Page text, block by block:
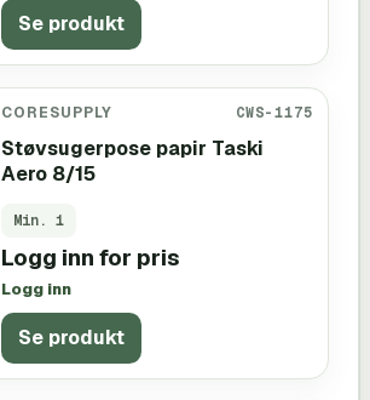
Se produkt
CORESUPPLY CWS-1175
Støvsugerpose papir Taski
Aero 8/15
Min. 1
Logg inn for pris
Logg inn
Se produkt